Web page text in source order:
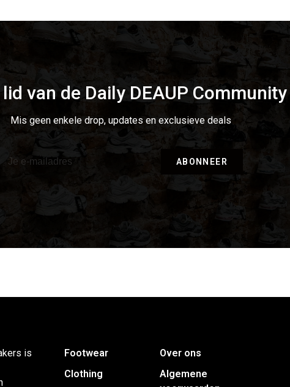
van de Daily DEAUP Community
Mis geen enkele drop, updates en exclusieve deals
ABONNEER
is
Footwear
Clothing
Over ons
Algemene